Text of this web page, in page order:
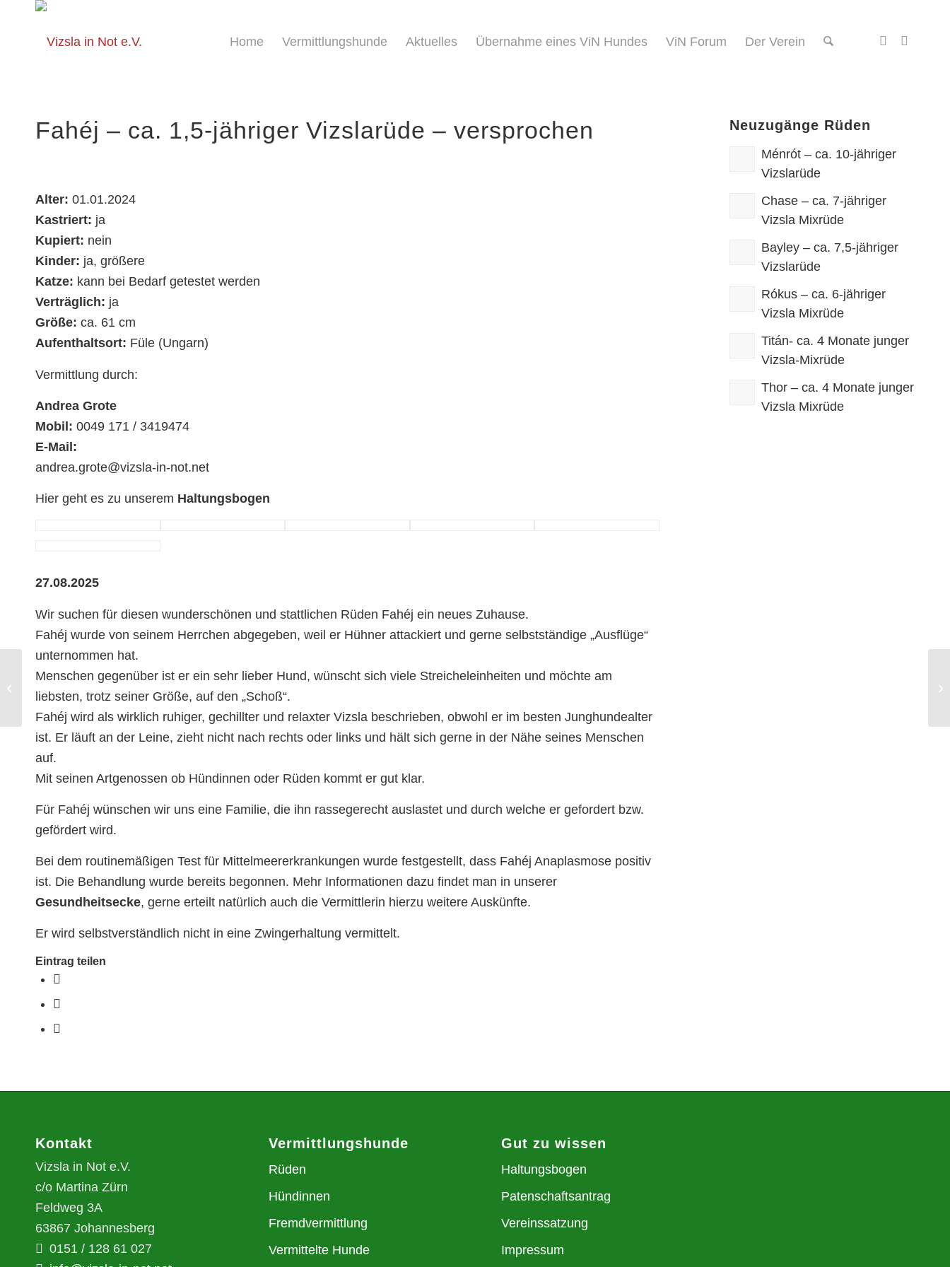
Home
Vermittlungshunde Aktuelles Übernahme eines ViN Hundes ViN Forum Der Verein
Fahéj – ca. 1,5-jähriger Vizslarüde – versprochen
Alter: 01.01.2024
Kastriert: ja
Kupiert: nein
Kinder: ja, größere
Katze: kann bei Bedarf getestet werden
Verträglich: ja
Größe: ca. 61 cm
Aufenthaltsort: Füle (Ungarn)
Vermittlung durch:
Andrea Grote
Mobil: 0049 171 / 3419474
E-Mail:
andrea.grote@vizsla-in-not.net
Hier geht es zu unserem Haltungsbogen
27.08.2025
Wir suchen für diesen wunderschönen und stattlichen Rüden Fahéj ein neues Zuhause.
Fahéj wurde von seinem Herrchen abgegeben, weil er Hühner attackiert und gerne selbstständige „Ausflüge“
unternommen hat.
Menschen gegenüber ist er ein sehr lieber Hund, wünscht sich viele Streicheleinheiten und möchte am
liebsten, trotz seiner Größe, auf den „Schoß“.
Fahéj wird als wirklich ruhiger, gechillter und relaxter Vizsla beschrieben, obwohl er im besten Junghundealter
ist. Er läuft an der Leine, zieht nicht nach rechts oder links und hält sich gerne in der Nähe seines Menschen
auf.
Mit seinen Artgenossen ob Hündinnen oder Rüden kommt er gut klar.
Für Fahéj wünschen wir uns eine Familie, die ihn rassegerecht auslastet und durch welche er gefordert bzw.
gefördert wird.
Bei dem routinemäßigen Test für Mittelmeererkrankungen wurde festgestellt, dass Fahéj Anaplasmose positiv
ist. Die Behandlung wurde bereits begonnen. Mehr Informationen dazu findet man in unserer
Gesundheitsecke, gerne erteilt natürlich auch die Vermittlerin hierzu weitere Auskünfte.
Er wird selbstverständlich nicht in eine Zwingerhaltung vermittelt.
Eintrag teilen
Neuzugänge Rüden
Ménrót – ca. 10-jähriger
Vizslarüde
Chase – ca. 7-jähriger
Vizsla Mixrüde
Bayley – ca. 7,5-jähriger
Vizslarüde
Rókus – ca. 6-jähriger
Vizsla Mixrüde
Titán- ca. 4 Monate junger
Vizsla-Mixrüde
Thor – ca. 4 Monate junger
Vizsla Mixrüde
Kontakt
Vizsla in Not e.V.
c/o Martina Zürn
Feldweg 3A
63867 Johannesberg
0151 / 128 61 027
Vermittlungshunde
Rüden
Hündinnen
Fremdvermittlung
Vermittelte Hunde
Gut zu wissen
Haltungsbogen
Patenschaftsantrag
Vereinssatzung
Impressum
Vizslahündin in
NRW/Ruhrgebiet
(Deutschland)